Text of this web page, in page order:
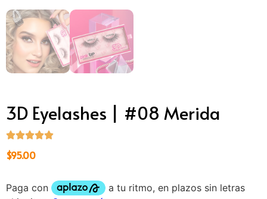
3D Eyelashes | #08 Merida
$95.00